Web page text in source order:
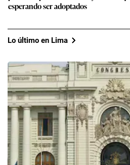
esperando ser adoptados
Lo último en Lima